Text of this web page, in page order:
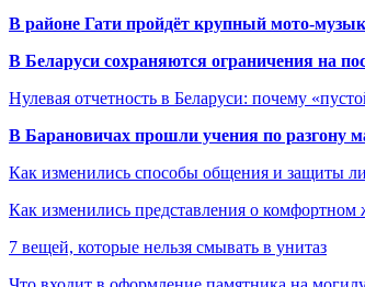
В районе Гати пройдёт крупный мото-
В Беларуси сохраняются ограничения на
Нулевая отчетность в Беларуси: почему
В Барановичах прошли учения по разгону
Как изменились способы общения и защиты
Как изменились представления о комфортном
7 вещей, которые нельзя смывать в унитаз